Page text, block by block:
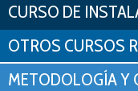
CURSO DE
OTROS CURSOS
METODOLOGÍA Y